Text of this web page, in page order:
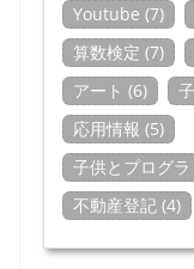
Youtube (7)
算数検定 (7)
アート (6)
応用情報 (5)
子供とプログ
不動産登記 (4)